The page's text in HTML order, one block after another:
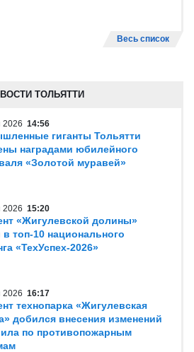
Весь список
ТОЛЬЯТТИ
2026 14:56
гиганты Тольятти
наградами юбилейного
«Золотой муравей»
2026 15:20
«Жигулевской долины»
топ-10 национального
«ТехУспех-2026»
2026 16:17
технопарка «Жигулевская
добился внесения изменений
по противопожарным